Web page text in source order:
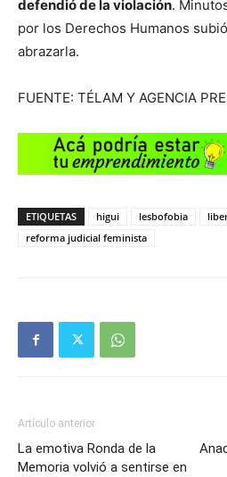
defendió de la violación.
por los Derechos Humanos
abrazarla.
FUENTE: TÉLAM Y AGENCIA
ETIQUETAS higui lesbofobia
reforma judicial feminista
Artículo anterior
La emotiva Ronda de la
Memoria volvió a sentirse en